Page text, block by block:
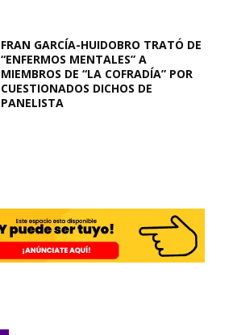
FRAN GARCÍA-HUIDOBRO TRATÓ DE
“ENFERMOS MENTALES” A
MIEMBROS DE “LA COFRADÍA” POR
CUESTIONADOS DICHOS DE
PANELISTA